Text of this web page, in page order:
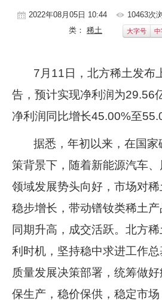
科技
企业文化
行情报价
数字报
2022年08月05日 10:44 10463次
类： 稀土 大字号 中
7 月 11日，北方稀土发布
告，预计实现净利润为29.56
净利润同比增长45.00%至
据悉，年初以来，在国
策背景下，随着新能源汽车
领域发展势头向好，市场对
稳步增长，带动镨钕类稀土
同期升高，成交活跃。北方
利时机，坚持稳中求进工作
质量发展决策部署，统筹做
保生产，稳价保供，稳定市场